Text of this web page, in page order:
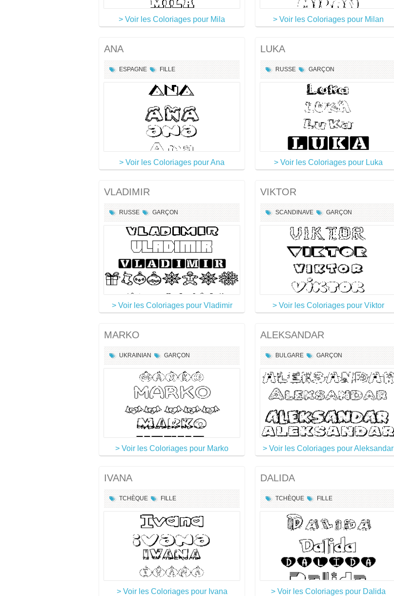
> Voir les Coloriages pour Mila > Voir les Coloriages pour Milan
ANA
ESPAGNE FILLE
> Voir les Coloriages pour Ana
LUKA
RUSSE GARÇON
> Voir les Coloriages pour Luka
VLADIMIR
RUSSE GARÇON
> Voir les Coloriages pour Vladimir
VIKTOR
SCANDINAVE GARÇON
> Voir les Coloriages pour Viktor
MARKO
UKRAINIAN GARÇON
> Voir les Coloriages pour Marko
ALEKSANDAR
BULGARE GARÇON
> Voir les Coloriages pour Aleksandar
IVANA
TCHÈQUE FILLE
> Voir les Coloriages pour Ivana
DALIDA
TCHÈQUE FILLE
> Voir les Coloriages pour Dalida